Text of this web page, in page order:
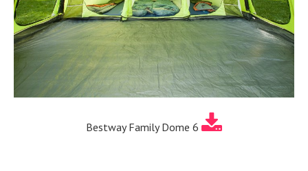
Bestway Family Dome 6